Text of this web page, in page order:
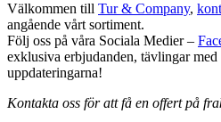
Välkommen till Tur & Company,
angående vårt sortiment.
Följ oss på våra Sociala Medier –
exklusiva erbjudanden, tävlingar med
uppdateringarna!
Kontakta oss för att få en offert på